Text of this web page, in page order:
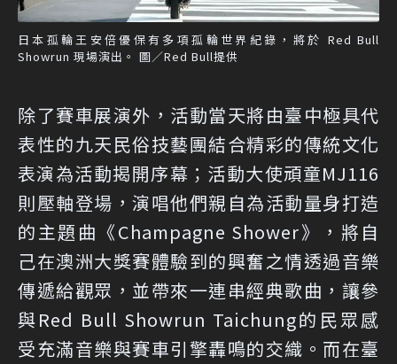
日本孤輪王安倍優保有多項孤輪世界紀錄，將於 Red Bull
Showrun 現場演出。 圖／Red Bull提供
除了賽車展演外，活動當天將由臺中極具代
表性的九天民俗技藝團結合精彩的傳統文化
表演為活動揭開序幕；活動大使頑童MJ116
則壓軸登場，演唱他們親自為活動量身打造
的主題曲《Champagne Shower》，將自
己在澳洲大獎賽體驗到的興奮之情透過音樂
傳遞給觀眾，並帶來一連串經典歌曲，讓參
與Red Bull Showrun Taichung的民眾感
受充滿音樂與賽車引擎轟鳴的交織。而在臺